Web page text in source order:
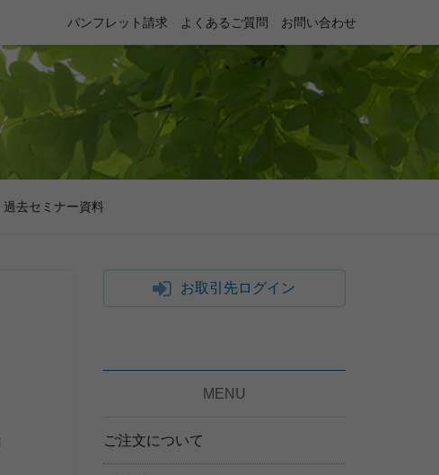
パンフレット請求 よくあるご質問 お問い合わせ
過去セミナー資料
お取引先ログイン
MENU
ご注文について